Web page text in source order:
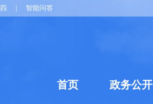
智能问答
首页 政务公开